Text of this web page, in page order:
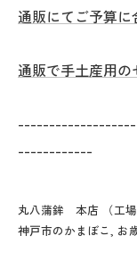
通販にてご予算に
通販で手土産用の
------------
丸八蒲鉾 本店 （工場
神戸市のかまぼこ お